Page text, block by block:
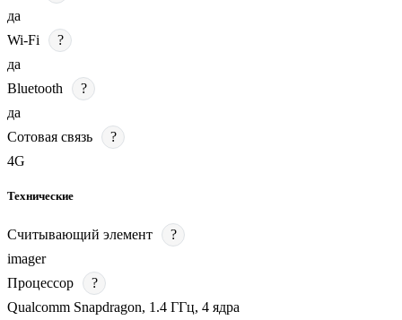
да
Wi-Fi
?
да
Bluetooth
?
да
Сотовая связь
?
4G
Технические
Считывающий элемент
?
imager
Процессор
?
Qualcomm Snapdragon, 1.4 ГГц, 4 ядра